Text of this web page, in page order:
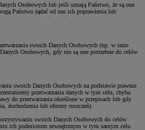
Osobowych lub jeśli uznają Państwo, że są one
Państwo żądać od nas ich poprawienia lub
swoich Danych Osobowych (np. w razie
Osobowych, gdy nie są one potrzebne do celów
swoich Danych Osobowych na podstawie prawnie
przetwarzania danych w tym celu, chyba
do przetwarzania określone w przepisach lub gdy
dochodzenia lub obrony roszczeń).
swoich Danych Osobowych do celów
ich podmiotom zewnętrznym w tym samym celu.